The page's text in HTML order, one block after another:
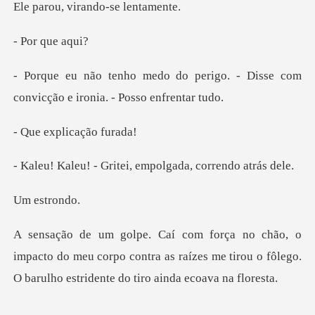
virando-se
que
erigo. - Disse com
convicção e
plicação
ritei, empolgada, c
stro
cto do meu corpo contra as raízes me tirou o fôlego.